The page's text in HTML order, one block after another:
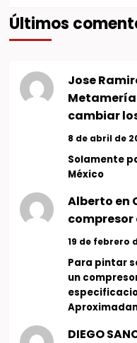
Últimos
Jose
cambiar
8 de abril de
Solamente
México
Alberto en
19 de febrero
Para pintar
un
DIEGO